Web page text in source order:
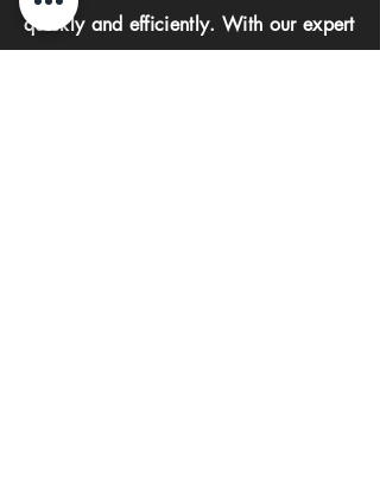
quickly and efficiently. With our expert